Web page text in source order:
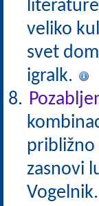
veliko
svet
igralk.
približno
zasnovi